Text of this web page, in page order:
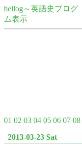
hellog～英語史ブログ
ム表示
01 02 03 04 05 06 07 08
2013-03-23 Sat